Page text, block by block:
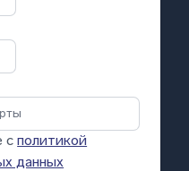
сполитикой
данных